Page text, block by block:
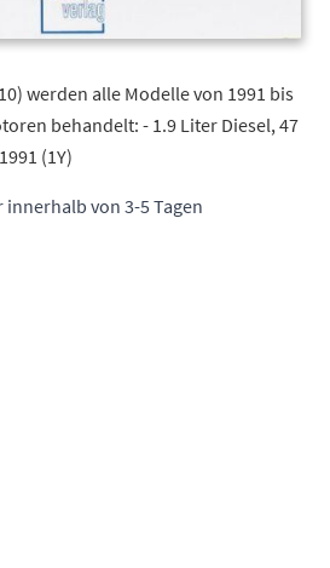
werden alle Modelle von 1991 bis
behandelt: - 1.9 Liter Diesel, 47
(1Y)
von 3-5 Tagen
an einen Freund